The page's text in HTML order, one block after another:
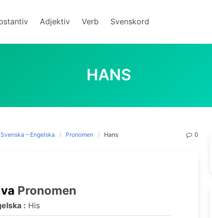
Adjektiv Verb Svenskord
HANS
Svenska – Engelska Pronomen Hans 0
Pronomen
: His